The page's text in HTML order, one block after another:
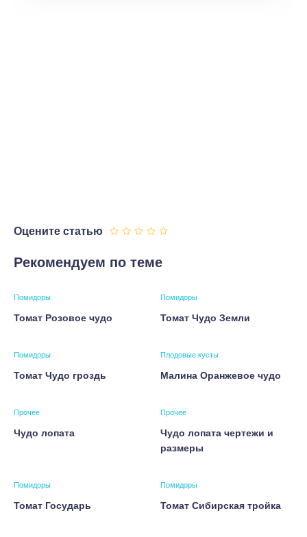
Оцените статью
Рекомендуем по теме
Помидоры
Томат Розовое чудо
Помидоры
Томат Чудо Земли
Помидоры
Томат Чудо гроздь
Плодовые кусты
Малина Оранжевое чудо
Прочее
Чудо лопата
Прочее
Чудо лопата чертежи и
размеры
Помидоры
Томат Государь
Помидоры
Томат Сибирская тройка